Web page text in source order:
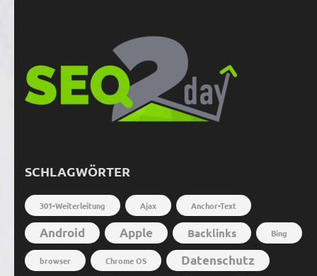
SCHLAGWÖRTER
301-Weiterleitung Ajax Anchor-Text
Android Apple Backlinks Bing
browser Chrome OS Datenschutz